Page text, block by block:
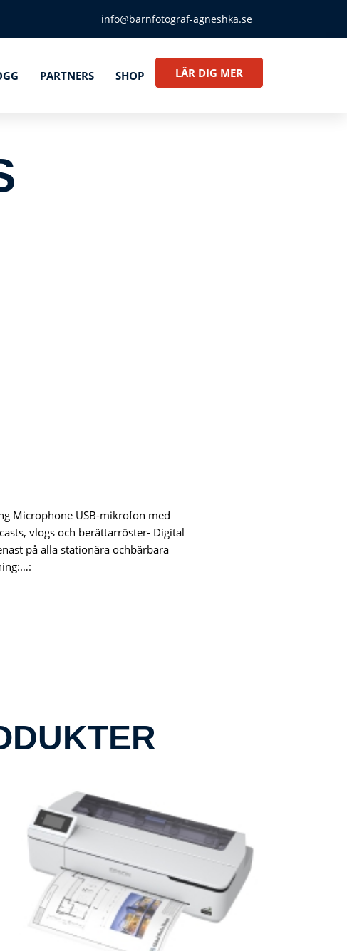
info@barnfotograf-agneshka.se
PARTNERS SHOP LÄR DIG MER
Microphone USB-mikrofon med
vlogs och berättarröster- Digital
på alla stationära ochbärbara